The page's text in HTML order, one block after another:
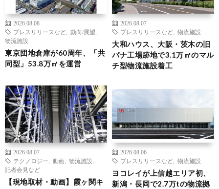
2026.08.08
プレスリリースなど
動向/展望
物流施設
東京団地倉庫が60周年、「共
同型」53.8万㎡を運営
2026.08.07
プレスリリースなど
物流施設
大和ハウス、大阪・茨木の旧
パナ工場跡地で3.1万㎡のマル
チ型物流施設着工
2026.08.07
テクノロジー
動画 物流施設
記者会見など
【現地取材・動画】霞ヶ関キ
2026.08.06
プレスリリースなど
物流施設
ヨコレイが上信越エリア初、
新潟・長岡で2.7万tの物流拠